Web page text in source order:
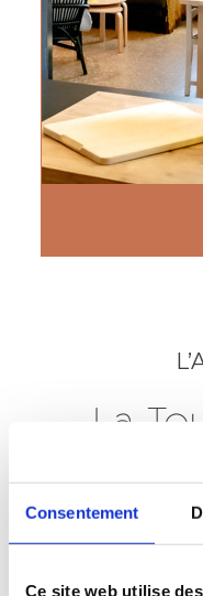
Consentement
Ce site web utilise
La